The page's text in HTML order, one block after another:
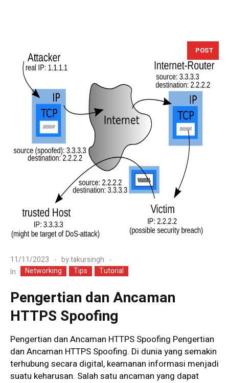
POST
11/11/2023 bytakursingh
In
Networking Tips Tutorial
Pengertian dan Ancaman
HTTPS Spoofing
Pengertian dan Ancaman HTTPS Spoofing Pengertian
dan Ancaman HTTPS Spoofing. Di dunia yang semakin
terhubung secara digital, keamanan informasi menjadi
suatu keharusan. Salah satu ancaman yang dapat